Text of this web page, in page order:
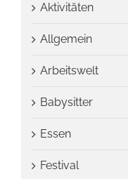
Aktivitäten
Allgemein
Arbeitswelt
Babysitter
Essen
Festival